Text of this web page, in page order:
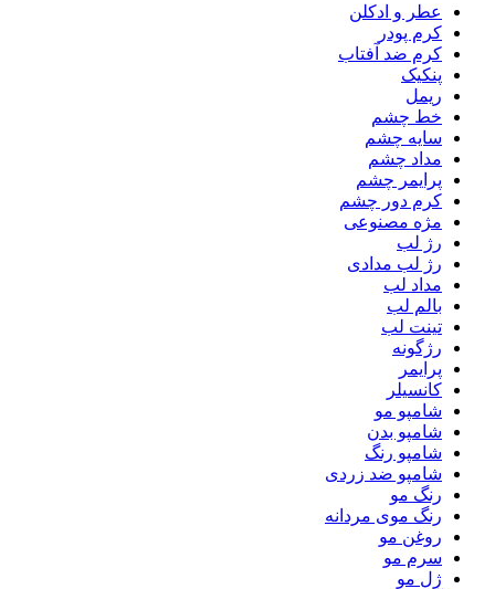
عطر و ادکلن
کرم پودر
کرم ضد آفتاب
پنکیک
ریمل
خط چشم
سایه چشم
مداد چشم
پرایمر چشم
کرم دور چشم
مژه مصنوعی
رژ لب
رژ لب مدادی
مداد لب
بالم لب
تینت لب
رژگونه
پرایمر
کانسیلر
شامپو مو
شامپو بدن
شامپو رنگ
شامپو ضد زردی
رنگ مو
رنگ موی مردانه
روغن مو
سرم مو
ژل مو